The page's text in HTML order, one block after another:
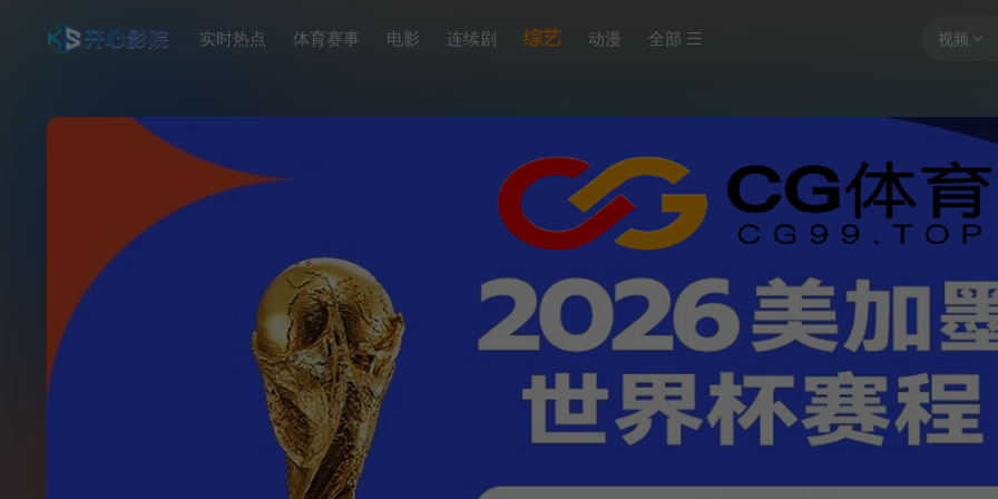
视频
实时热点 体育赛事 电影 连续剧 综艺 动漫 全部